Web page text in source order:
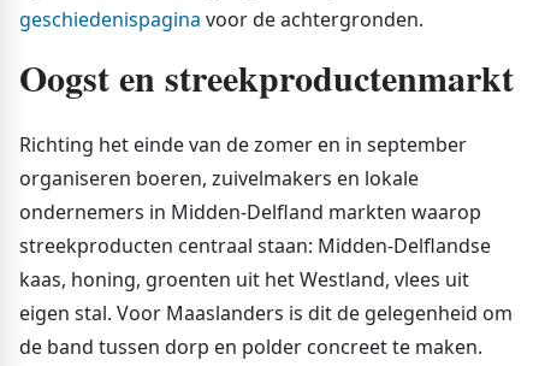
geschiedenispagina voor de achtergronden.
Oogst en streekproductenmarkt
Richting het einde van de zomer en in september
organiseren boeren, zuivelmakers en lokale
ondernemers in Midden-Delfland markten waarop
streekproducten centraal staan: Midden-Delflandse
kaas, honing, groenten uit het Westland, vlees uit
eigen stal. Voor Maaslanders is dit de gelegenheid om
de band tussen dorp en polder concreet te maken.